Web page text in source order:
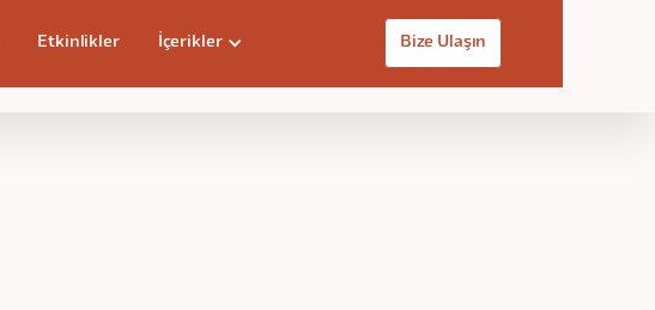
Etkinlikler İçerikler Bize Ulaşın